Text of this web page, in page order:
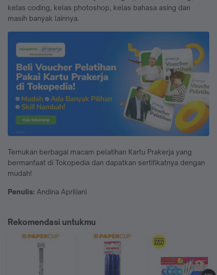
kelas coding, kelas photoshop, kelas bahasa asing dan
masih banyak lainnya.
Temukan berbagai macam pelatihan Kartu Prakerja yang
bermanfaat di Tokopedia dan dapatkan sertifikatnya dengan
mudah!
Penulis: Andina Apriliani
Rekomendasi untukmu